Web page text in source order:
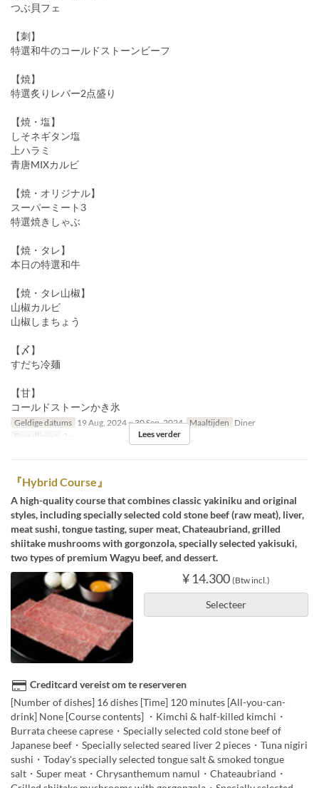
つぶ貝フェ
【刺】
特選和牛のコールドストーンビーフ
【焼】
特選炙りレバー2点盛り
【焼・塩】
しそネギタン塩
上ハラミ
青唐MIXカルビ
【焼・オリジナル】
スーパーミート3
特選焼きしゃぶ
【焼・タレ】
本日の特選和牛
【焼・タレ山椒】
山椒カルビ
山椒しまちょう
【〆】
すだち冷麺
【甘】
コールドストーンかき氷
Geldige datums 19 Aug, 2024 ~ 30 Sep, 2024 Maaltijden Diner
Bestellimiet
2 ~ Lees verder
『Hybrid Course』
A high-quality course that combines classic yakiniku and original
styles, including specially selected cold stone beef (raw meat), liver,
meat sushi, tongue tasting, super meat, Chateaubriand, grilled
shiitake mushrooms with gorgonzola, specially selected yakisuki,
two types of premium Wagyu beef, and dessert.
¥ 14.300 (Btw incl.)
Selecteer
Creditcard vereist om te reserveren
[Number of dishes] 16 dishes [Time] 120 minutes [All-you-can-
drink] None [Course contents] ・Kimchi & half-killed kimchi・
Burrata cheese caprese・Specially selected cold stone beef of
Japanese beef・Specially selected seared liver 2 pieces・Tuna nigiri
sushi・Today's specially selected tongue salt & smoked tongue
salt・Super meat・Chrysanthemum namul・Chateaubriand・